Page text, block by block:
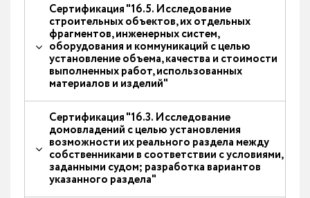
Сертификация "16.5. Исследование
строительных объектов, их отдельных
фрагментов, инженерных систем,
оборудования и коммуникаций с целью
установление объема, качества и стоимости
выполненных работ, использованных
материалов и изделий"
Сертификация "16.3. Исследование
домовладений с целью установления
возможности их реального раздела между
собственниками в соответствии с условиями,
заданными судом; разработка вариантов
указанного раздела"